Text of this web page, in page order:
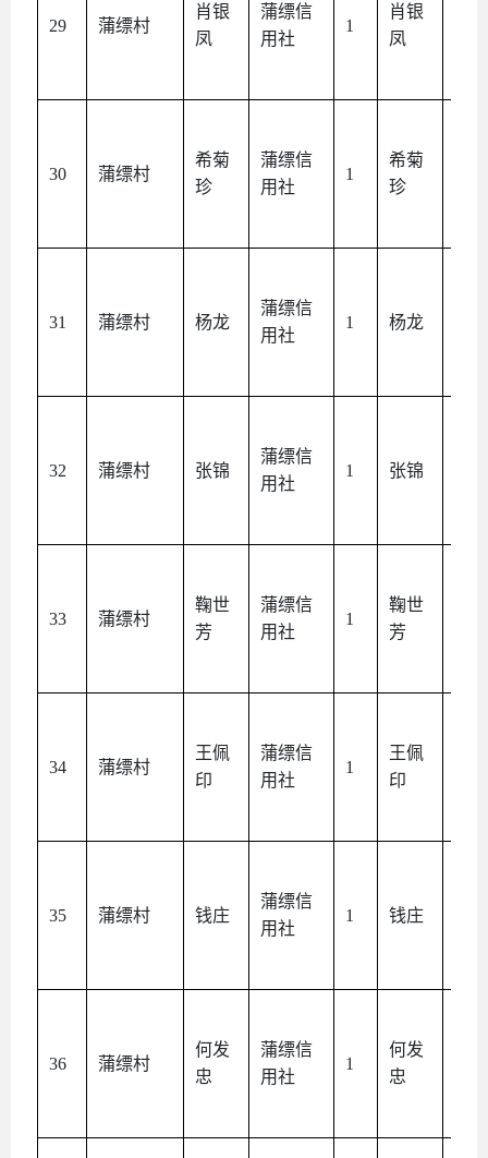
29 蒲缥村
肖银
凤
蒲缥信
用社
1
肖银
凤
30 蒲缥村
希菊
珍
蒲缥信
用社
1
希菊
珍
31 蒲缥村 杨龙
蒲缥信
用社
1 杨龙
32 蒲缥村 张锦
蒲缥信
用社
1 张锦
33 蒲缥村
鞠世
芳
蒲缥信
用社
1
鞠世
芳
34 蒲缥村
王佩
印
蒲缥信
用社
1
王佩
印
35 蒲缥村 钱庄
蒲缥信
用社
1 钱庄
36 蒲缥村
何发
忠
蒲缥信
用社
1
何发
忠